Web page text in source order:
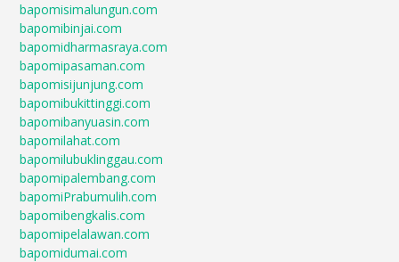
bapomisimalungun.com
bapomibinjai.com
bapomidharmasraya.com
bapomipasaman.com
bapomisijunjung.com
bapomibukittinggi.com
bapomibanyuasin.com
bapomilahat.com
bapomilubuklinggau.com
bapomipalembang.com
bapomiPrabumulih.com
bapomibengkalis.com
bapomipelalawan.com
bapomidumai.com